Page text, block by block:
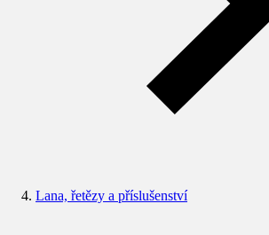
Lana, řetězy a příslušenství